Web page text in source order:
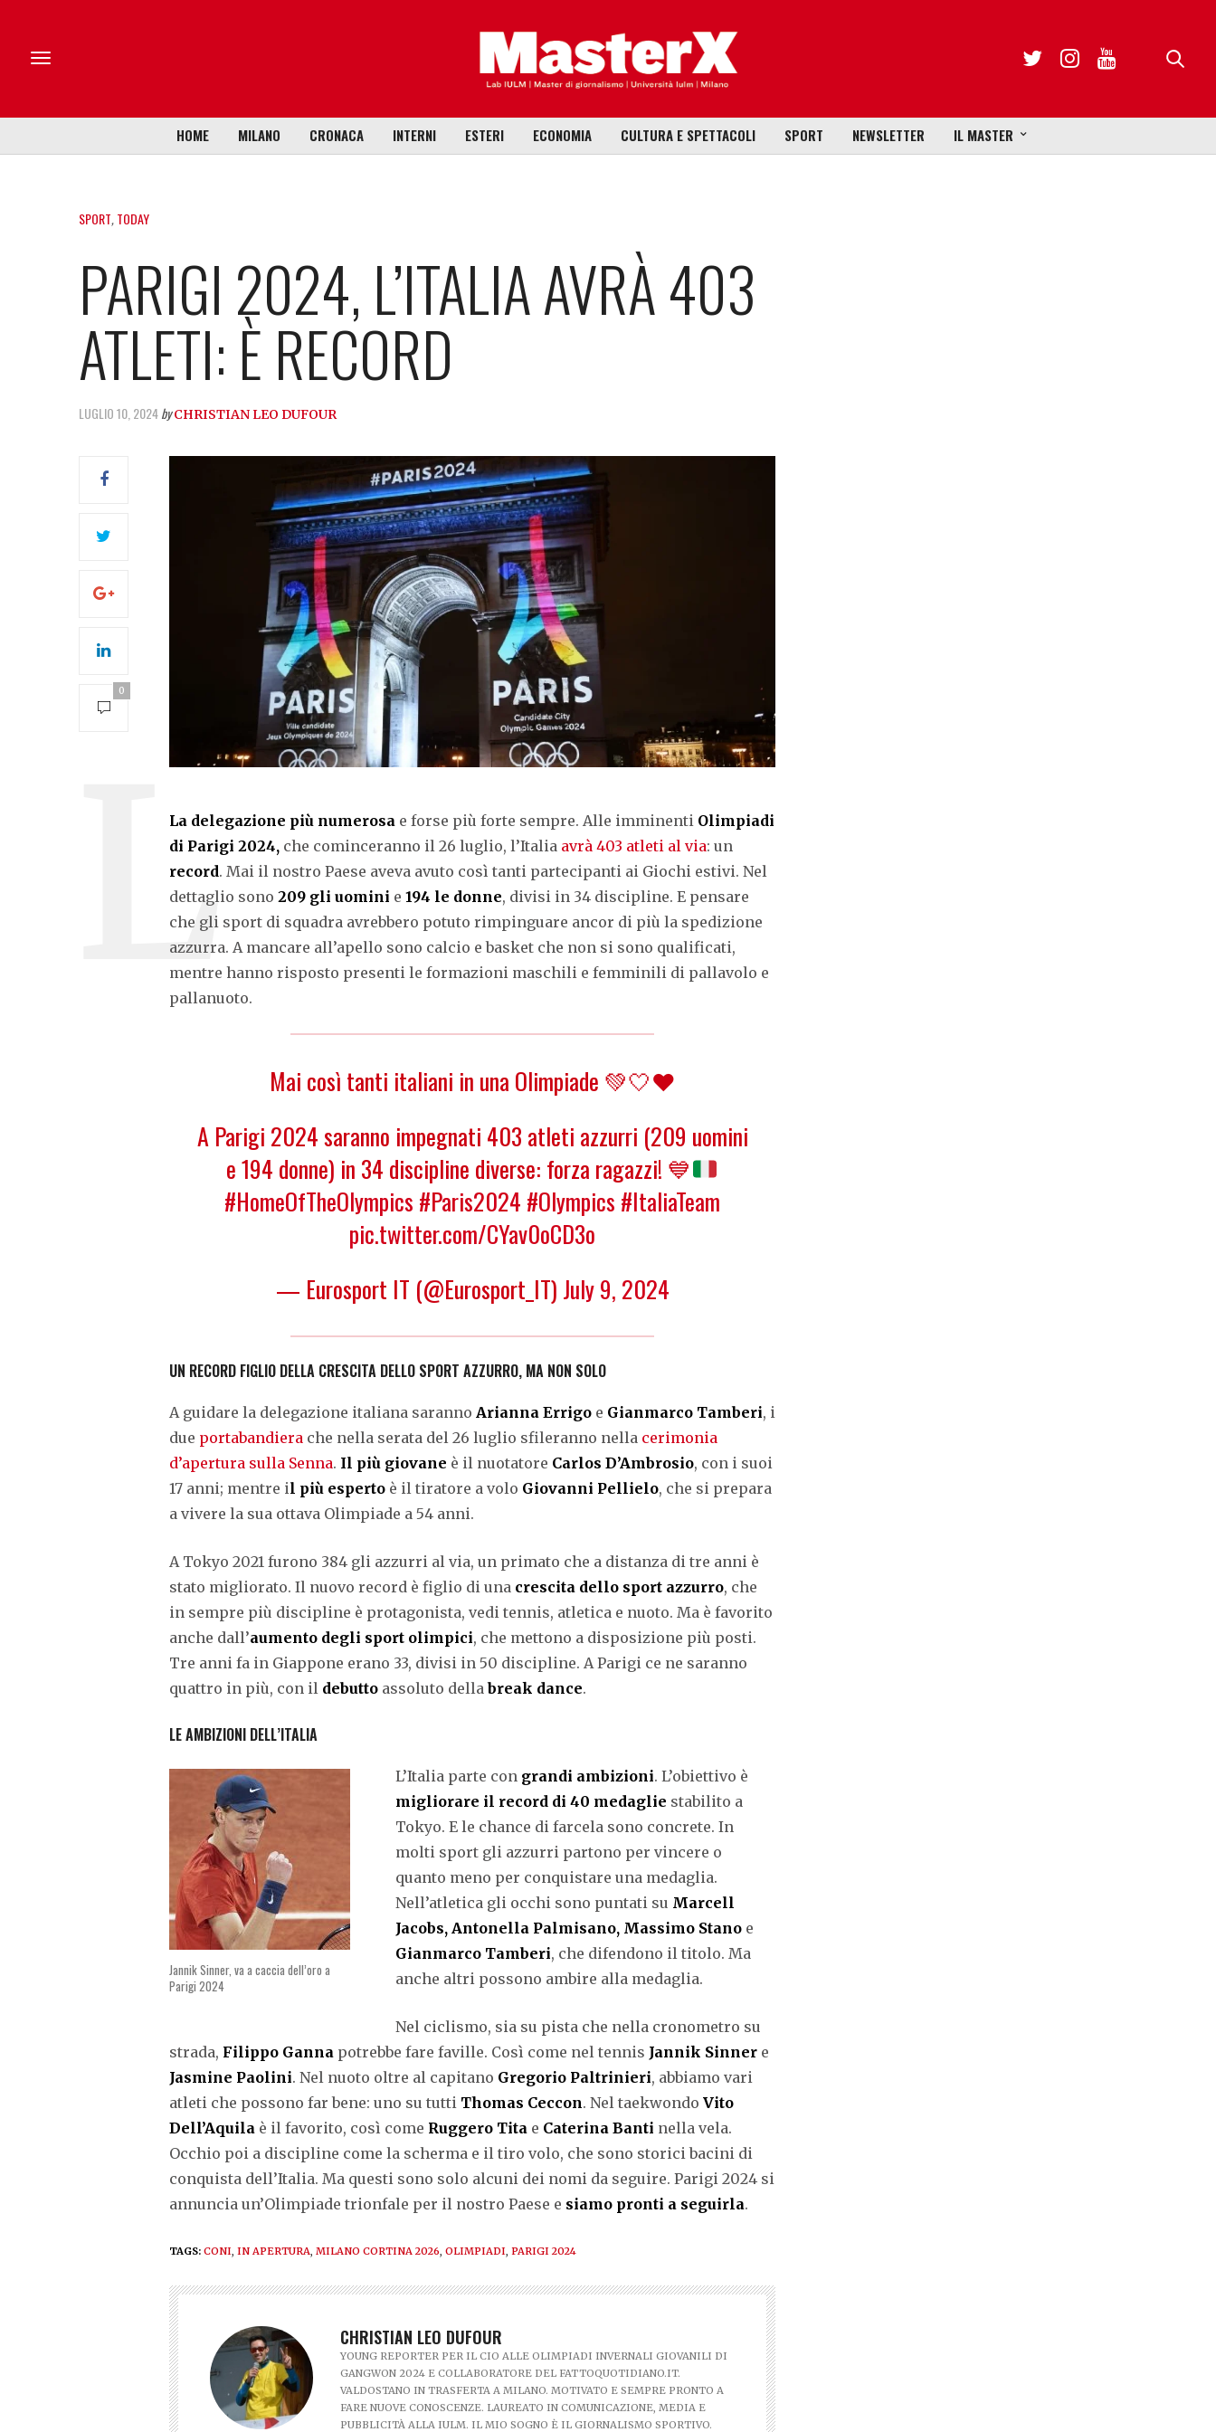
HOME MILANO CRONACA INTERNI ESTERI ECONOMIA CULTURA E SPETTACOLI SPORT NEWSLETTER IL MASTER
SPORT,TODAY
PARIGI 2024, L’ITALIA AVRÀ 403
ATLETI: È RECORD
LUGLIO 10, 2024by CHRISTIAN LEO DUFOUR
0
La delegazione più numerosa e forse più forte sempre. Alle imminenti Olimpiadi
di Parigi 2024, che cominceranno il 26 luglio, l’Italia avrà 403 atleti al via: un
record. Mai il nostro Paese aveva avuto così tanti partecipanti ai Giochi estivi. Nel
dettaglio sono 209 gli uomini e 194 le donne, divisi in 34 discipline. E pensare
che gli sport di squadra avrebbero potuto rimpinguare ancor di più la spedizione
azzurra. A mancare all’apello sono calcio e basket che non si sono qualificati,
mentre hanno risposto presenti le formazioni maschili e femminili di pallavolo e
pallanuoto.
Mai così tanti italiani in una Olimpiade 💚🤍❤️
A Parigi 2024 saranno impegnati 403 atleti azzurri (209 uomini
e 194 donne) in 34 discipline diverse: forza ragazzi! 💙
#HomeOfTheOlympics #Paris2024 #Olympics #ItaliaTeam
pic.twitter.com/CYav0oCD3o
— Eurosport IT (@Eurosport_IT) July 9, 2024
UN RECORD FIGLIO DELLA CRESCITA DELLO SPORT AZZURRO, MA NON SOLO
A guidare la delegazione italiana saranno Arianna Errigo e Gianmarco Tamberi, i
due portabandiera che nella serata del 26 luglio sfileranno nella cerimonia
d’apertura sulla Senna. Il più giovane è il nuotatore Carlos D’Ambrosio, con i suoi
17 anni; mentre il più esperto è il tiratore a volo Giovanni Pellielo, che si prepara
a vivere la sua ottava Olimpiade a 54 anni.
A Tokyo 2021 furono 384 gli azzurri al via, un primato che a distanza di tre anni è
stato migliorato. Il nuovo record è figlio di una crescita dello sport azzurro, che
in sempre più discipline è protagonista, vedi tennis, atletica e nuoto. Ma è favorito
anche dall’aumento degli sport olimpici, che mettono a disposizione più posti.
Tre anni fa in Giappone erano 33, divisi in 50 discipline. A Parigi ce ne saranno
quattro in più, con il debutto assoluto dellabreak dance.
LE AMBIZIONI DELL’ITALIA
Jannik Sinner, va a caccia dell’oro a
Parigi 2024
L’Italia parte con grandi ambizioni. L’obiettivo è
migliorare il record di 40 medaglie stabilito a
Tokyo. E le chance di farcela sono concrete. In
molti sport gli azzurri partono per vincere o
quanto meno per conquistare una medaglia.
Nell’atletica gli occhi sono puntati su Marcell
Jacobs, Antonella Palmisano, Massimo Stano e
Gianmarco Tamberi, che difendono il titolo. Ma
anche altri possono ambire alla medaglia.
Nel ciclismo, sia su pista che nella cronometro su
strada, Filippo Ganna potrebbe fare faville. Così come nel tennis Jannik Sinner e
Jasmine Paolini. Nel nuoto oltre al capitano Gregorio Paltrinieri, abbiamo vari
atleti che possono far bene: uno su tutti Thomas Ceccon. Nel taekwondo Vito
Dell’Aquila è il favorito, così come Ruggero Tita e Caterina Banti nella vela.
Occhio poi a discipline come la scherma e il tiro volo, che sono storici bacini di
conquista dell’Italia. Ma questi sono solo alcuni dei nomi da seguire. Parigi 2024 si
annuncia un’Olimpiade trionfale per il nostro Paese e siamo pronti a seguirla.
TAGS: CONI IN APERTURA MILANO CORTINA 2026 OLIMPIADI PARIGI 2024
CHRISTIAN LEO DUFOUR
YOUNG REPORTER PER IL CIO ALLE OLIMPIADI INVERNALI GIOVANILI DI
GANGWON 2024 E COLLABORATORE DEL FATTOQUOTIDIANO.IT.
VALDOSTANO IN TRASFERTA A MILANO. MOTIVATO E SEMPRE PRONTO A
FARE NUOVE CONOSCENZE. LAUREATO IN COMUNICAZIONE, MEDIA E
PUBBLICITÀ ALLA IULM. IL MIO SOGNO È IL GIORNALISMO SPORTIVO.